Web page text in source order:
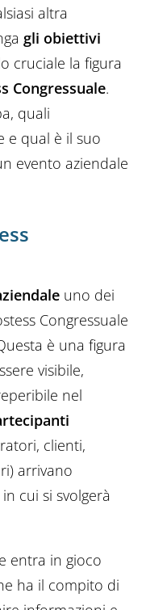
altra
gli obiettivi
cruciale la figura
Congressuale.
quali
e qual è il suo
evento aziendale
uno dei
Congressuale
è una figura
visibile,
nel
clienti,
arrivano
cui si svolgerà
entra in gioco
ha il compito di